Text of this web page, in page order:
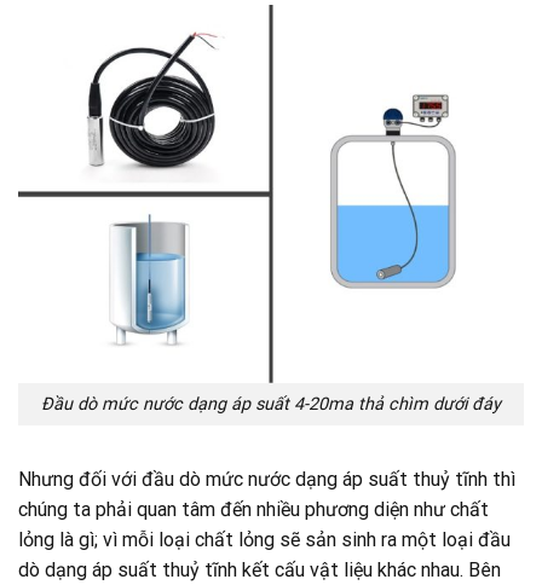
Đầu dò mức nước dạng áp suất 4-20ma thả chìm dưới đáy
Nhưng đối với đầu dò mức nước dạng áp suất thuỷ tĩnh thì
chúng ta phải quan tâm đến nhiều phương diện như chất
lỏng là gì; vì mỗi loại chất lỏng sẽ sản sinh ra một loại đầu
dò dạng áp suất thuỷ tĩnh kết cấu vật liệu khác nhau. Bên